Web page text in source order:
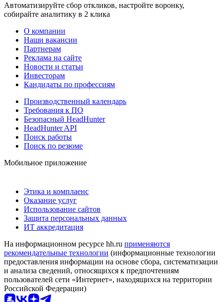
Автоматизируйте сбор откликов, настройте воронку,
собирайте аналитику в 2 клика
О компании
Наши вакансии
Партнерам
Реклама на сайте
Новости и статьи
Инвесторам
Кандидаты по профессиям
Производственный календарь
Требования к ПО
Безопасный HeadHunter
HeadHunter API
Поиск работы
Поиск по резюме
Мобильное приложение
Этика и комплаенс
Оказание услуг
Использование сайтов
Защита персональных данных
ИТ аккредитация
На информационном ресурсе hh.ru применяются
рекомендательные технологии (информационные технологии
предоставления информации на основе сбора, систематизации
и анализа сведений, относящихся к предпочтениям
пользователей сети «Интернет», находящихся на территории
Российской Федерации)